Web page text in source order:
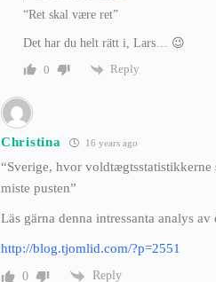
“Ret skal være ret”
Det har du helt rätt i, Lars… 😉
0
Reply
Christina 16 years ago
“Sverige, hvor
miste pusten”
Läs gärna denna intressanta analys av
http://blog.tjomlid.com/?p=2551
0 Reply